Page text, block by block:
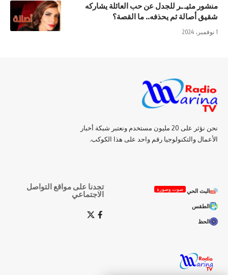
منشور مثيـ ـر للجدل عن حب العائلة يشاركه
شقيق أصالة ثم يحذفه.. ما القصة؟
1 نوفمبر، 2024
نحن نؤثر على 20 مليون مستخدم ونعتبر شبكة أخبار
الأعمال والتكنولوجيا رقم واحد على هذا الكوكب.
البث الحي صوت وصورة
الطقس
الحظ
تجدنا على مواقع التواصل
الاجتماعي